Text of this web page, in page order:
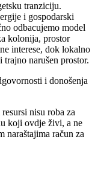
tranziciju.
i gospodarski
odbacujemo model
kolonija, prostor
interese, dok lokalno
narušen prostor.
i donošenja
nisu roba za
koji ovdje živi, a ne
naraštajima račun za